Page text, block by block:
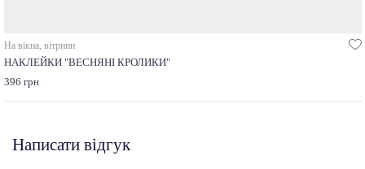
На вікна, вітрини
НАКЛЕЙКИ "ВЕСНЯНІ КРОЛИКИ"
396 грн
Написати відгук